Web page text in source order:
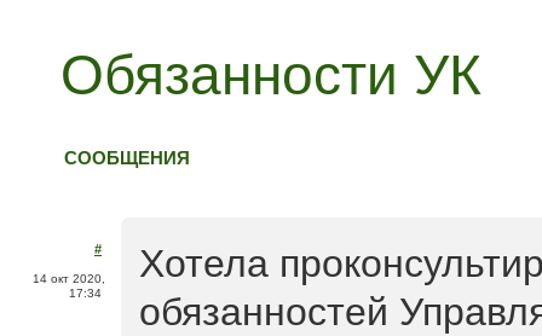
Обязанности УК
СООБЩЕНИЯ
#
14 окт 2020,
17:34
Хотела
обязанностей